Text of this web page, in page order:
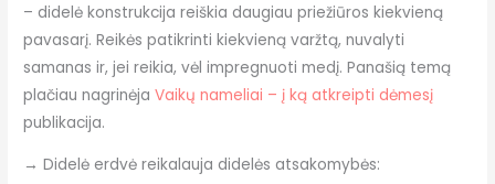
– didelė konstrukcija reiškia daugiau priežiūros kiekvieną
pavasarį. Reikės patikrinti kiekvieną varžtą, nuvalyti
samanas ir, jei reikia, vėl impregnuoti medį. Panašią temą
plačiau nagrinėjaVaikų nameliai – į ką atkreipti dėmesį
publikacija.
→ Didelė erdvė reikalauja didelės atsakomybės: